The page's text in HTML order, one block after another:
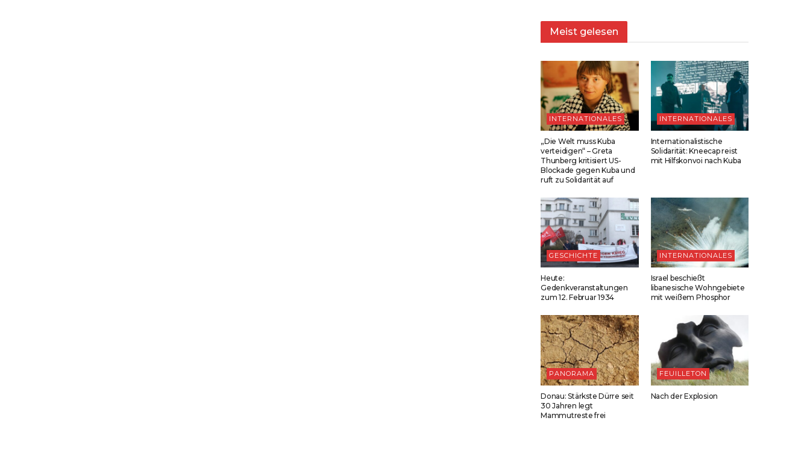
Meist gelesen
INTERNATIONALES
„Die Welt muss Kuba
verteidigen“ – Greta
Thunberg kritisiert US-
Blockade gegen Kuba und
ruft zu Solidarität auf
INTERNATIONALES
Internationalistische
Solidarität: Kneecap reist
mit Hilfskonvoi nach Kuba
GESCHICHTE
Heute:
Gedenkveranstaltungen
zum 12. Februar 1934
INTERNATIONALES
Israel beschießt
libanesische Wohngebiete
mit weißem Phosphor
PANORAMA
Donau: Stärkste Dürre seit
30 Jahren legt
Mammutreste frei
FEUILLETON
Nach der Explosion